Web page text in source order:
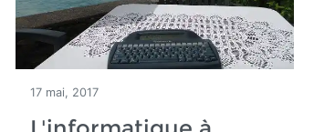
17 mai, 2017